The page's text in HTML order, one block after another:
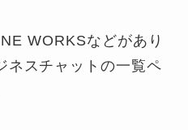
WORKSなどがあり
ネスチャットの一覧ペ